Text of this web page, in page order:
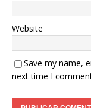
Website
Save my name,
next time I